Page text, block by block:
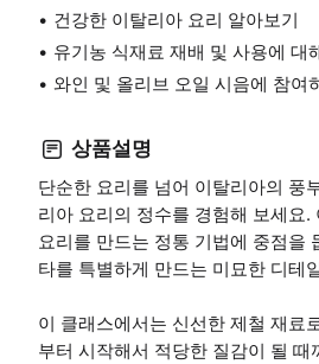
건강한 이탈리아 요리 알아보기
유기농 식재료 재배 및 사용에 대
와인 및 올리브 오일 시음에 참여
상품설명
단순한 요리를 넘어 이탈리아의 풍
리아 요리의 정수를 경험해 보세요
요리를 만드는 정통 기법에 중점을
타를 특별하게 만드는 미묘한 디테
이 클래스에서는 신선한 제철 재료
부터 시작해서 적당한 질감이 될